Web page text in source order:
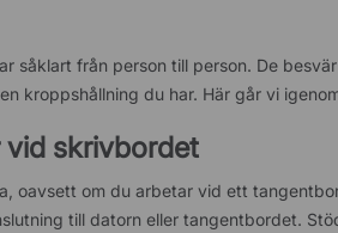
såklart från person till person. De
kroppshållning du har. Här går vi
skrivbordet
oavsett om du arbetar vid ett
till datorn eller tangentbordet.